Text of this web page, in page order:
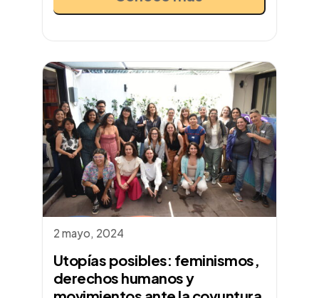
Utopías posibles: feminismos,
derechos humanos y
2 mayo, 2024